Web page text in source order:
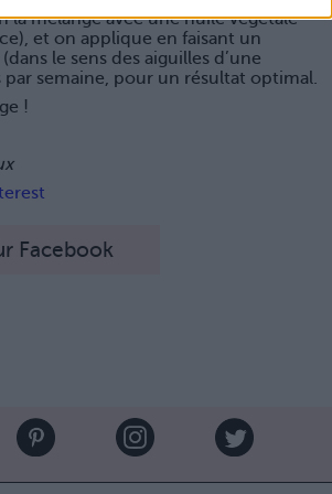
la mélange avec une huile végétale
et on applique en faisant un
le sens des aiguilles d’une
par semaine, pour un résultat optimal.
!
Facebook